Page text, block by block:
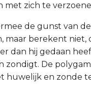
met zich te
de gunst van
maar berekent niet,
dan hij gedaan
De
huwelijk en zonde